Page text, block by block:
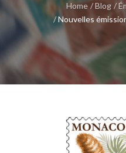
Home Blog
Nouvelles